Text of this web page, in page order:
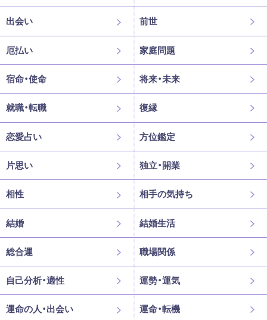
出会い 前世
厄払い 家庭問題
宿命・使命 将来・未来
就職・転職 復縁
恋愛占い 方位鑑定
片思い 独立・開業
相性 相手の気持ち
結婚 結婚生活
総合運 職場関係
自己分析・適性 運勢・運気
運命の人・出会い 運命・転機